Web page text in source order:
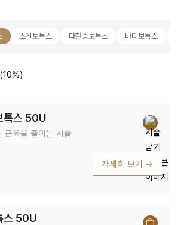
스킨보톡스 다한증보톡스 바디보톡스
톡스 50U
근육을 줄이는 시술
자세히 보기 →
스 50U